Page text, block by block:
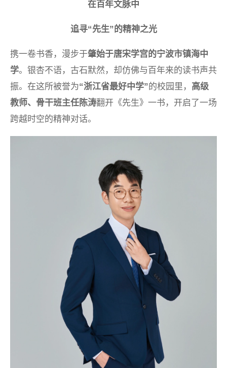
在百年文脉中
追寻“先生”的精神之光
携一卷书香，漫步于肇始于唐宋学宫的宁波市镇海中
学。银杏不语，古石默然，却仿佛与百年来的读书声共
振。在这所被誉为“浙江省最好中学”的校园里， 高级
教师、骨干班主任陈涛翻开《先生》一书，开启了一场
跨越时空的精神对话。